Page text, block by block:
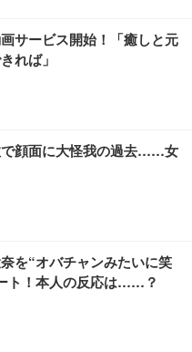
チェア (ホワイト)
ア デスクチェア 肘なし メ
サポート付き 腰サポート ガ
転 キャスター付き コンパク
FHD】GRAPHT THE S
24” Essential ゲーミン
ンチ 1ms FHD 量子ドット 残
トシーツ 超厚型 お徳用 レギ
限定】
サービス開始！「癒しと元
れば」
顔面に大怪我の過去……女
を“オバチャンみたいに笑
ト！本人の反応は……？